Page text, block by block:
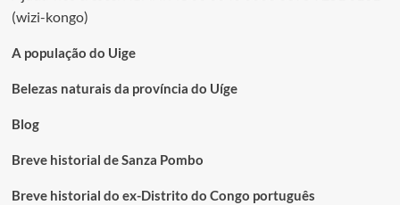
(wizi-kongo)
A população do Uige
Belezas naturais da província do Uíge
Blog
Breve historial de Sanza Pombo
Breve historial do ex-Distrito do Congo português